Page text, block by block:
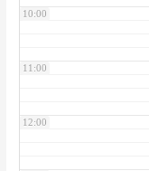
10:00
11:00
12:00